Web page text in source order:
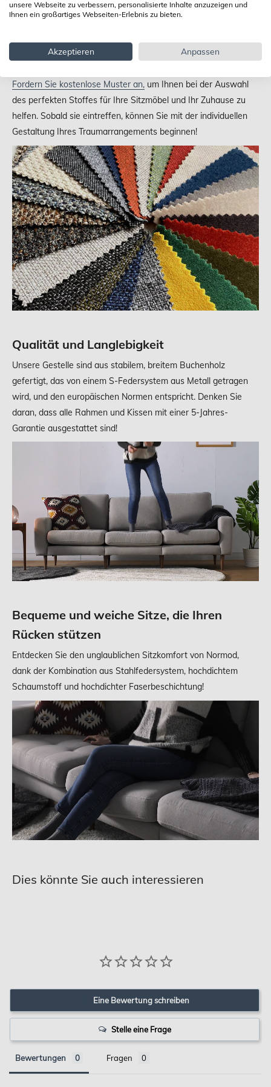
Schauen Sie sich unsere Stoffe zuhause an
Fordern Sie kostenlose Muster an, um Ihnen bei der Auswahl
des perfekten Stoffes für Ihre Sitzmöbel und Ihr Zuhause zu
helfen. Sobald sie eintreffen, können Sie mit der individuellen
Gestaltung Ihres Traumarrangements beginnen!
Qualität und Langlebigkeit
Unsere Gestelle sind aus stabilem, breitem Buchenholz
gefertigt, das von einem S-Federsystem aus Metall getragen
wird, und den europäischen Normen entspricht. Denken Sie
daran, dass alle Rahmen und Kissen mit einer 5-Jahres-
Garantie ausgestattet sind!
Bequeme und weiche Sitze, die Ihren
Rücken stützen
Entdecken Sie den unglaublichen Sitzkomfort von Normod,
dank der Kombination aus Stahlfedersystem, hochdichtem
Schaumstoff und hochdichter Faserbeschichtung!
Dies könnte Sie auch interessieren
Eine Bewertung schreiben
Stelle eine Frage
Bewertungen Fragen
unsere Webseite zu verbessern, personalisierte Inhalte anzuzeigen und
Ihnen ein großartiges Webseiten-Erlebnis zu bieten.
Akzeptieren Anpassen